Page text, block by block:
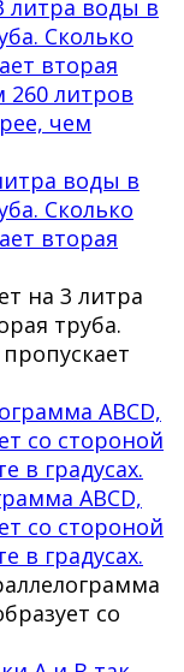
воды в
Сколько
вторая
на 3 литра
труба.
ABCD,
со стороной
в градусах.
со